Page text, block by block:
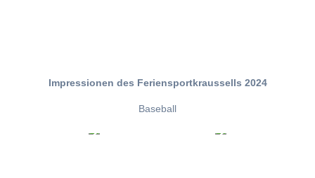
Impressionen des Feriensportkraussells 2024
Baseball